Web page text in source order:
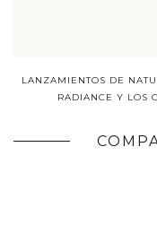
LANZAMIENTOS DE
RADIANCE Y LOS